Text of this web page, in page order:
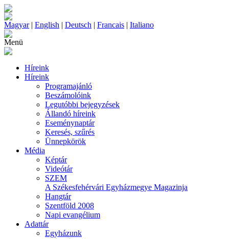
Magyar| English | Deutsch | Francais | Italiano
Menü
Híreink
Híreink
Programajánló
Beszámolóink
Legutóbbi bejegyzések
Állandó híreink
Eseménynaptár
Keresés, szűrés
Ünnepkörök
Média
Képtár
Videótár
SZEM
A Székesfehérvári Egyházmegye Magazinja
Hangtár
Szentföld 2008
Napi evangélium
Adattár
Egyházunk